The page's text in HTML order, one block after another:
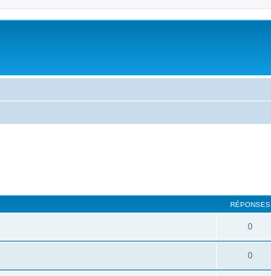
RÉPONSES
0
0